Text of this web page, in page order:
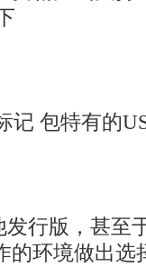
记 包特有的
行版，甚至
的环境做出选